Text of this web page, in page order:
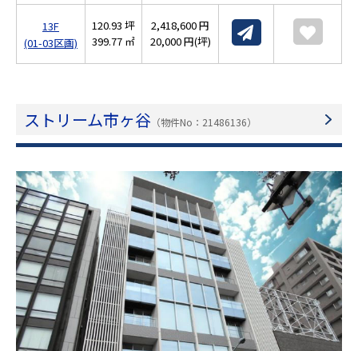
13F
(01-03区画)
120.93 坪
399.77 ㎡
2,418,600 円
20,000 円(坪)
ストリーム市ヶ谷 （物件No：21486136）